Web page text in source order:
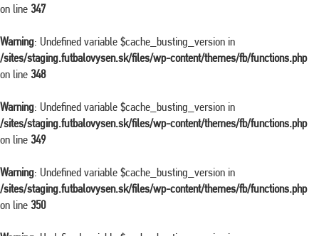
on line 347
Warning: Undefined variable $cache_busting_version in
/sites/staging.futbalovysen.sk/files/wp-content/themes/fb/functions.php
on line 348
Warning: Undefined variable $cache_busting_version in
/sites/staging.futbalovysen.sk/files/wp-content/themes/fb/functions.php
on line 349
Warning: Undefined variable $cache_busting_version in
/sites/staging.futbalovysen.sk/files/wp-content/themes/fb/functions.php
on line 350